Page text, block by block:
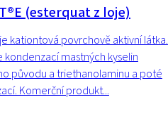
(esterquat z loje)
kationtová povrchově aktivní látka.
kondenzací mastných kyselin
původu a triethanolaminu a poté
Komerční produkt...